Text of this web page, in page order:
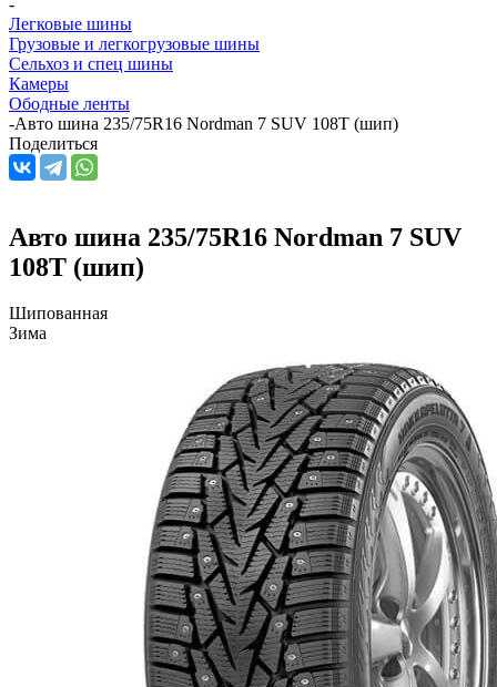
Легковые шины
Грузовые и легкогрузовые шины
Сельхоз и спец шины
Камеры
Ободные ленты
-Авто шина 235/75R16 Nordman 7 SUV 108T (шип)
Поделиться
Авто шина 235/75R16 Nordman 7 SUV
108T (шип)
Шипованная
Зима